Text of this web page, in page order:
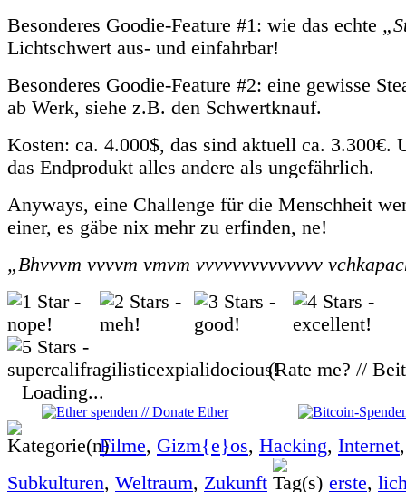
Besonderes Goodie-Feature #1: wie das echte
Lichtschwert aus- und einfahrbar!
Besonderes Goodie-Feature #2: eine gewisse
ab Werk, siehe z.B. den Schwertknauf.
Kosten: ca. 4.000$, das sind aktuell ca. 3.300€.
das Endprodukt alles andere als ungefährlich.
Anyways, eine Challenge für die Menschheit
einer, es gäbe nix mehr zu erfinden, ne!
„Bhvvvm vvvvm vmvm vvvvvvvvvvvvvv
(Rate me? //
Loading...
Filme, Gizm{e}os, Hacking, Internet
Subkulturen, Weltraum, Zukunft erste,